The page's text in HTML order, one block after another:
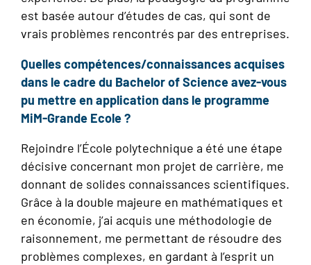
est basée autour d’études de cas, qui sont de
vrais problèmes rencontrés par des entreprises.
Quelles compétences/connaissances acquises
dans le cadre du Bachelor of Science avez-vous
pu mettre en application dans le programme
MiM-Grande Ecole ?
Rejoindre l’École polytechnique a été une étape
décisive concernant mon projet de carrière, me
donnant de solides connaissances scientifiques.
Grâce à la double majeure en mathématiques et
en économie, j’ai acquis une méthodologie de
raisonnement, me permettant de résoudre des
problèmes complexes, en gardant à l’esprit un